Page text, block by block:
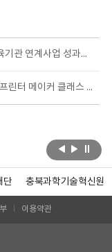
2023 충북콘텐츠코리아랩 교육기관 연계사업 성과공유회 현장
2023 충북콘텐츠코리아랩 3D프린터 메이커 클래스 일상소품 제작과정 결과공유회 현장!
단 충북과학기술혁신원
이용약관